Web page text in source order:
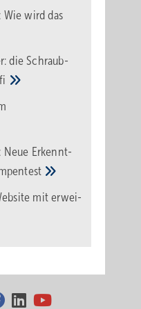
Wie wird das
die Schraub­
Neue Erkennt­
mit erwei­